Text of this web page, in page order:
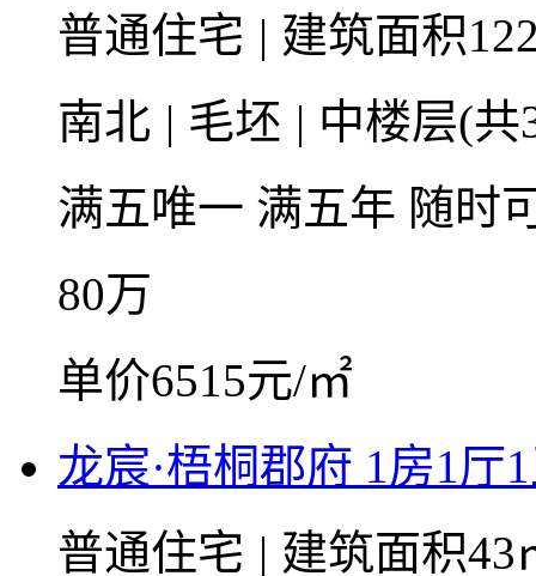
普通住宅 | 建筑面积
南北 | 毛坯 | 中楼层(
满五唯一 满五年 随时
80万
单价6515元/㎡
龙宸·梧桐郡府 1房1厅
普通住宅 | 建筑面积